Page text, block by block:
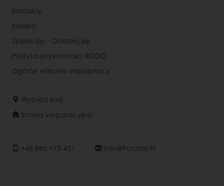
Kontakty
Kariera
Speak Up - Odezwij się
Polityka prywatności RODO
Ogólne warunki współpracy
Wybierz kraj
Strona korporacyjna
+48 885 973 431 Info@puratos.pl